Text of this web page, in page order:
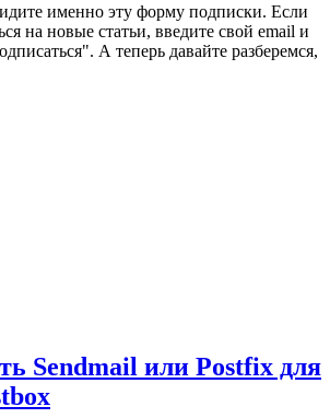
именно эту форму подписки. Если
на новые статьи, введите свой email и
А теперь давайте разберемся,
Sendmail или Postfix для